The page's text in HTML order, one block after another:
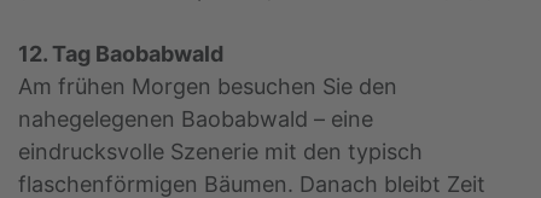
12. Tag Baobabwald
Am frühen Morgen besuchen Sie den
nahegelegenen Baobabwald – eine
eindrucksvolle Szenerie mit den typisch
flaschenförmigen Bäumen. Danach bleibt Zeit